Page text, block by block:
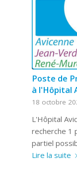
Poste de
à l'Hôpital
18 octobre
L'Hôpital
recherche 1
partiel
Lire la suite